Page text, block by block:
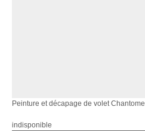
Peinture et décapage de volet Chantome
indisponible